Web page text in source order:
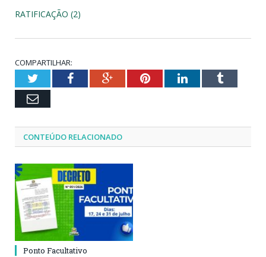
RATIFICAÇÃO (2)
COMPARTILHAR:
TwitterFacebookGoogle+PinterestLinkedInTumblr
Email
CONTEÚDO RELACIONADO
Ponto Facultativo